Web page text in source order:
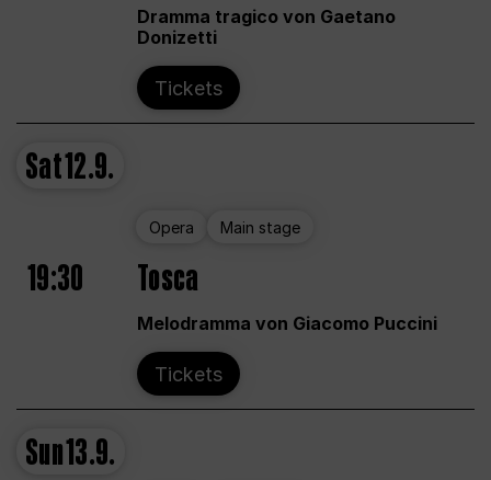
Dramma tragico von Gaetano
Donizetti
Tickets
Sat12.9.
Opera Main stage
19:30 Tosca
Melodramma von Giacomo Puccini
Tickets
Sun13.9.